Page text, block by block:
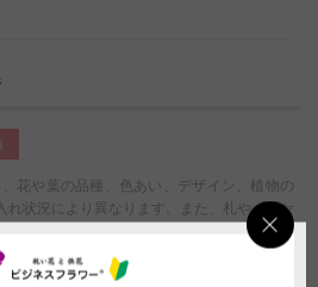
花や葉の品種、色あい、デザイン、植物の
れ状況により異なります。また、札やメッセ
に含まれるものに記載されている資材の形状
異なる場合がございます。これらイメージ写
返品、返金、交換、その他の請求などには応